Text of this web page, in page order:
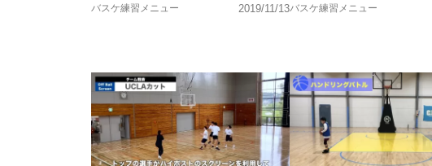
バスケ練習メニュー
2019/11/13バスケ練習メニュー